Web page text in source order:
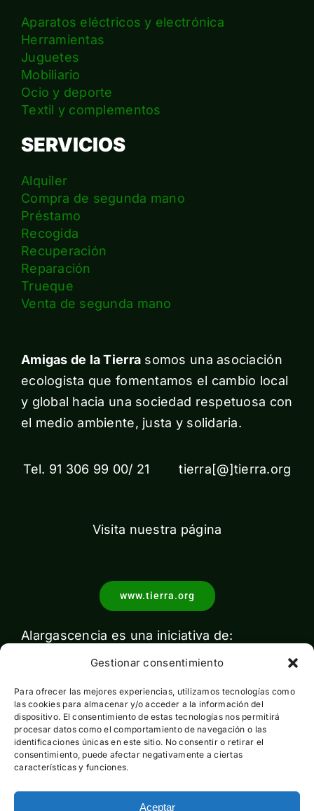
Gestionar consentimiento
Para ofrecer las mejores experiencias, utilizamos tecnologías como
las cookies para almacenar y/o acceder a la información del
dispositivo. El consentimiento de estas tecnologías nos permitirá
procesar datos como el comportamiento de navegación o las
identificaciones únicas en este sitio. No consentir o retirar el
consentimiento, puede afectar negativamente a ciertas
características y funciones.
Aceptar
Aparatos eléctricos y electrónica
Herramientas
Juguetes
Mobiliario
Ocio y deporte
Textil y complementos
SERVICIOS
Alquiler
Compra de segunda mano
Préstamo
Recogida
Recuperación
Reparación
Trueque
Venta de segunda mano
Amigas de la Tierra somos una asociación
ecologista que fomentamos el cambio local
y global hacia una sociedad respetuosa con
el medio ambiente, justa y solidaria.
Tel. 91 306 99 00/ 21 tierra[@]tierra.org
Visita nuestra página
www.tierra.org
Alargascencia es una iniciativa de:
Con el apoyo de: